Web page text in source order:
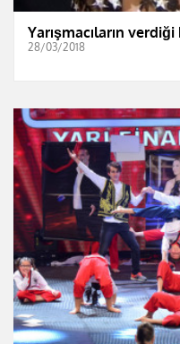
Yarışmacıların
28/03/2018